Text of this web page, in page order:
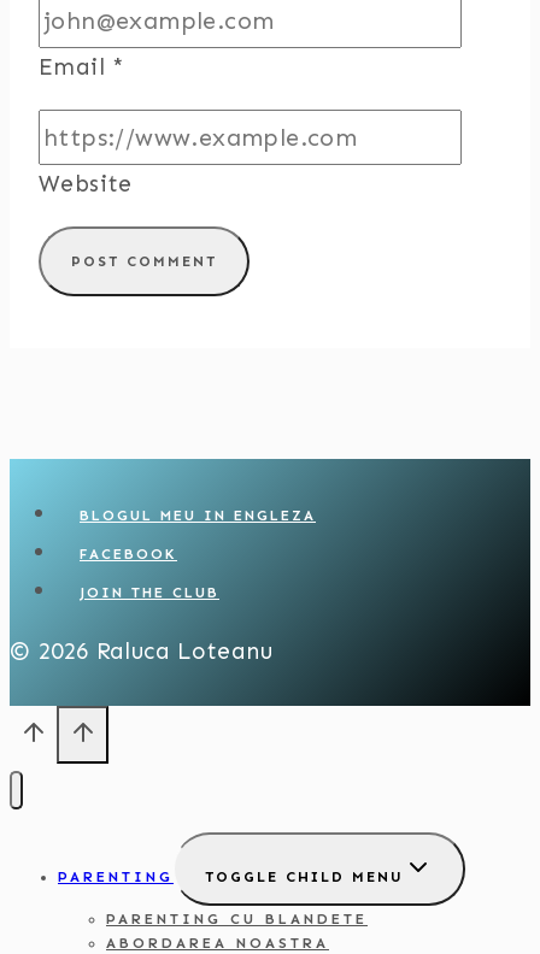
Email *
Website
BLOGUL MEU IN ENGLEZA
FACEBOOK
JOIN THE CLUB
© 2026 Raluca Loteanu
PARENTING TOGGLE CHILD MENU
PARENTING CU BLANDETE
ABORDAREA NOASTRA